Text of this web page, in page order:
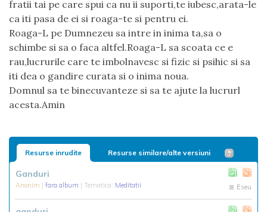
fratii tai pe care spui ca nu ii suporti,te iubesc,arata-le
ca iti pasa de ei si roaga-te si pentru ei.
Roaga-L pe Dumnezeu sa intre in inima ta,sa o
schimbe si sa o faca altfel.Roaga-L sa scoata ce e
rau,lucrurile care te imbolnavesc si fizic si psihic si sa
iti dea o gandire curata si o inima noua.
Domnul sa te binecuvanteze si sa te ajute la lucrurl
acesta.Amin
Resurse inrudite Resurse similare/alte versiuni
Ganduri
Anonim | fara album | Tematica: Meditatii Eseu